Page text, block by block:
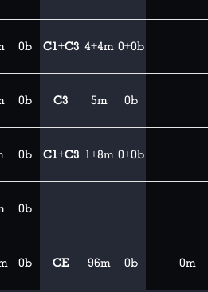
0b C1+C3 4+4m 0+0b
0b C3 5m 0b
0b C1+C3 1+8m 0+0b
0b
0b CE 96m 0b 0m